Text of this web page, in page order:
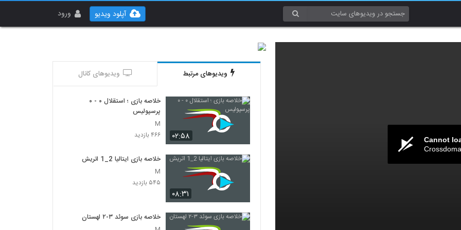
ورود آپلود ویدیو
Cannot
ویدیوهای مرتبط ویدیوهای کانال
۰۲:۵۸
خلاصه بازی ؛ استقلال ۰ - ۰
پرسپولیس
M
۴۶۶ بازدید
۰۸:۳۱
خلاصه بازی ایتالیا 2_1 اتريش
M
۵۴۵ بازدید
خلاصه بازی سوئد ۳-۲ لهستان